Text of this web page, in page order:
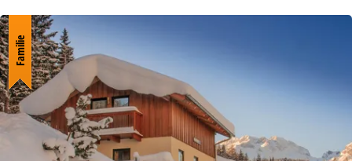
Familie